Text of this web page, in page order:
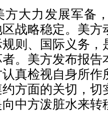
方大力发展军备
战略稳定。美方
则、国际义务
。美方发布报
真检视自身所作
方面的关切，切
中方泼脏水来转